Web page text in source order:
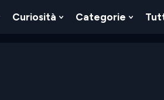
Show
Curiosità
Show
Categorie
Show